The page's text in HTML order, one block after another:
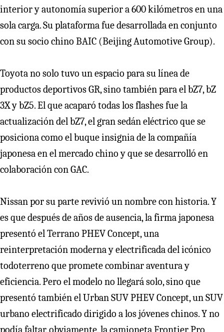
interior y autonomía superior a 600 kilómetros en una
sola carga. Su plataforma fue desarrollada en conjunto
con su socio chino BAIC (Beijing Automotive Group).
Toyota no solo tuvo un espacio para su línea de
productos deportivos GR, sino también para el bZ7, bZ
3X y bZ5. El que acaparó todas los flashes fue la
actualización del bZ7, el gran sedán eléctrico que se
posiciona como el buque insignia de la compañía
japonesa en el mercado chino y que se desarrolló en
colaboración con GAC.
Nissan por su parte revivió un nombre con historia. Y
es que después de años de ausencia, la firma japonesa
presentó el Terrano PHEV Concept, una
reinterpretación moderna y electrificada del icónico
todoterreno que promete combinar aventura y
eficiencia. Pero el modelo no llegará solo, sino que
presentó también el Urban SUV PHEV Concept, un SUV
urbano electrificado dirigido a los jóvenes chinos. Y no